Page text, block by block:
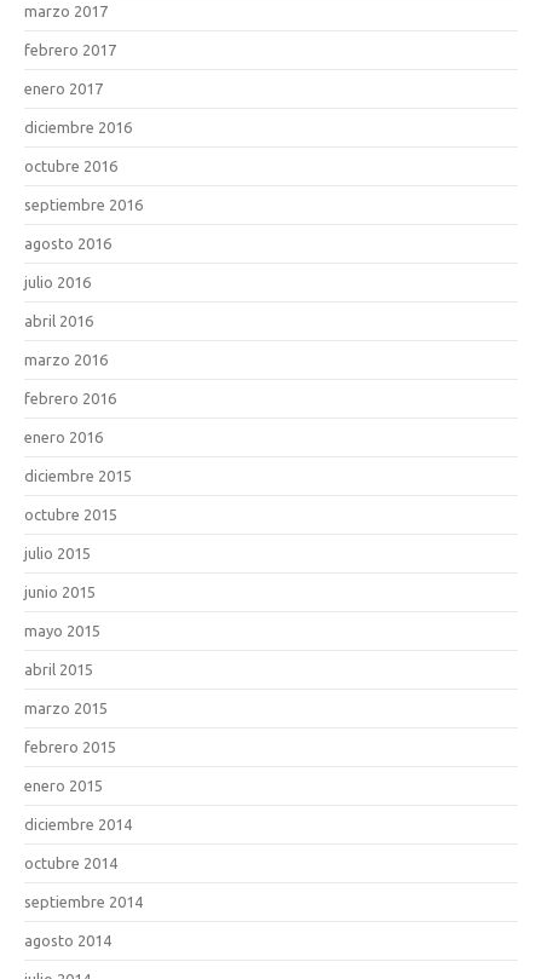
marzo 2017
febrero 2017
enero 2017
diciembre 2016
octubre 2016
septiembre 2016
agosto 2016
julio 2016
abril 2016
marzo 2016
febrero 2016
enero 2016
diciembre 2015
octubre 2015
julio 2015
junio 2015
mayo 2015
abril 2015
marzo 2015
febrero 2015
enero 2015
diciembre 2014
octubre 2014
septiembre 2014
agosto 2014